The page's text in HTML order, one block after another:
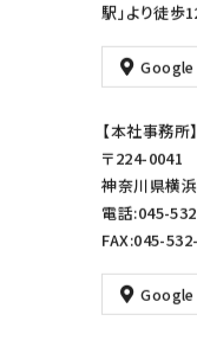
駅」より徒歩
Google
【本社事務所】
〒224-0041
神奈川県横
電話:045-
FAX:045-
Google